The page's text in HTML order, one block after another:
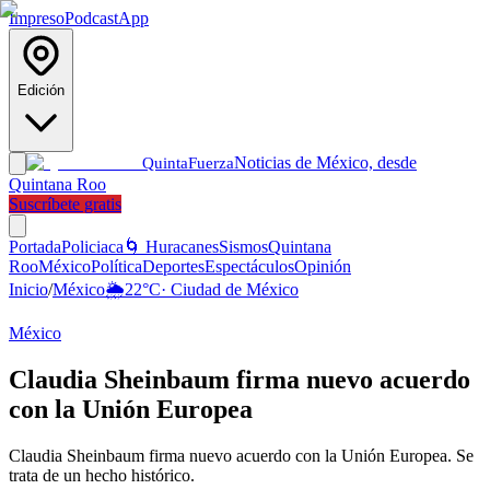
ImpresoPodcastApp
Edición
QuintaFuerzaNoticias de México, desde
Quintana Roo
Suscríbete gratis
PortadaPoliciaca 🌀 HuracanesSismosQuintana
RooMéxicoPolíticaDeportesEspectáculosOpinión
Inicio/México🌦️22°C· Ciudad de México
México
Claudia Sheinbaum firma nuevo acuerdo
con la Unión Europea
Claudia Sheinbaum firma nuevo acuerdo con la Unión Europea. Se
trata de un hecho histórico.